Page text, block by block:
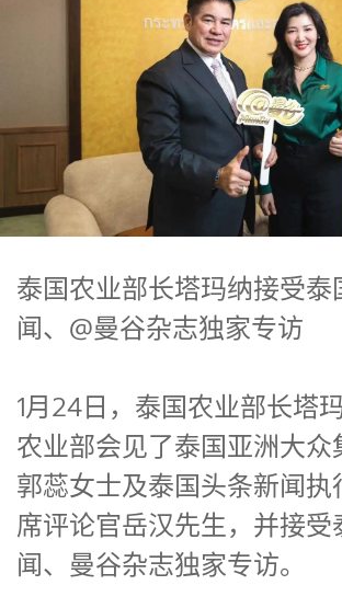
泰国农业部长塔玛纳接受泰
闻、@曼谷杂志独家专访
1月24日，泰国农业部长塔
农业部会见了泰国亚洲大众
郭蕊女士及泰国头条新闻执
席评论官岳汉先生，并接受
闻、曼谷杂志独家专访。